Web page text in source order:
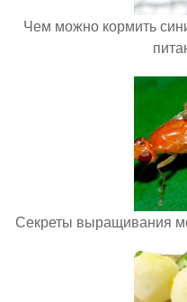
Чем можно кормить
Секреты выращивания